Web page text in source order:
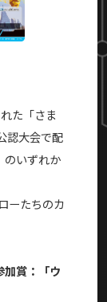
た「さま
認大会で配
のいずれか
ーたちのカ
加賞：「ウ